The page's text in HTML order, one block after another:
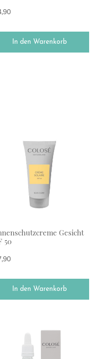
In den Warenkorb
Gesicht
50
In den Warenkorb